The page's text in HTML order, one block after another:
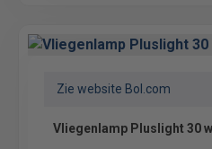
Zie website Bol.com
Vliegenlamp Pluslight 30